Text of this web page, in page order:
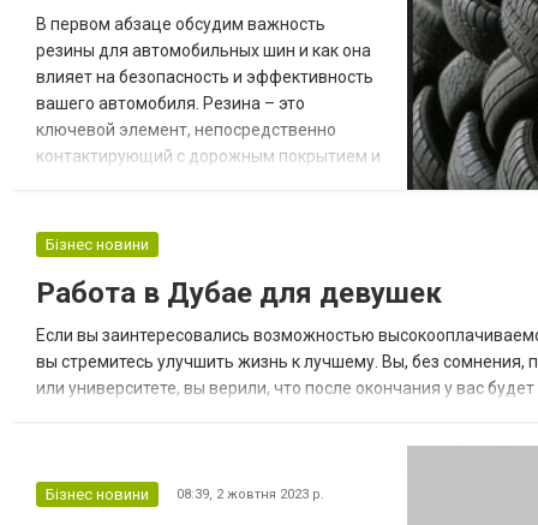
В первом абзаце обсудим важность
резины для автомобильных шин и как она
влияет на безопасность и эффективность
вашего автомобиля. Резина – это
ключевой элемент, непосредственно
контактирующий с дорожным покрытием и
автомобильных шин: как сделать
правильный выбор для разных условий
Резина для автомобильных шин – это не
просто оболочка колеса; это инженерное
чудо, спроектированное для...
Бізнес новини
Работа в Дубае для девушек
Если вы заинтересовались возможностью
вы стремитесь улучшить жизнь к лучшему. Вы, без сомнения,
или университете, вы верили, что после окончания у вас
Бізнес новини 08:39, 2 жовтня 2023 р.